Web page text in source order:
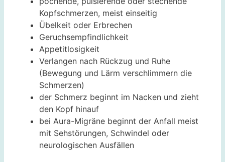
Kopfschmerzen, meist einseitig
Übelkeit oder Erbrechen
Geruchsempfindlichkeit
Appetitlosigkeit
Verlangen nach Rückzug und Ruhe
(Bewegung und Lärm verschlimmern die
Schmerzen)
der Schmerz beginnt im Nacken und zieht
den Kopf hinauf
bei Aura-Migräne beginnt der Anfall meist
mit Sehstörungen, Schwindel oder
neurologischen Ausfällen